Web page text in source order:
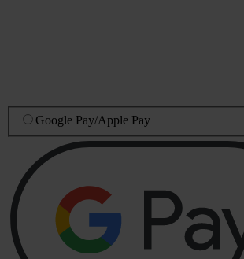
Google Pay/Apple Pay